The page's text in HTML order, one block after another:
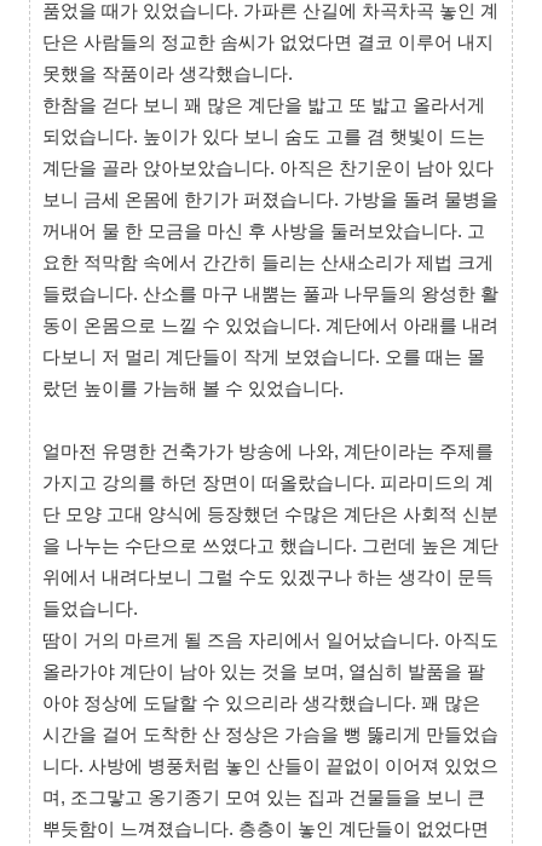
품었을 때가 있었습니다. 가파른 산길에 차곡차곡 놓인 계
단은 사람들의 정교한 솜씨가 없었다면 결코 이루어 내지
못했을 작품이라 생각했습니다.
한참을 걷다 보니 꽤 많은 계단을 밟고 또 밟고 올라서게
되었습니다. 높이가 있다 보니 숨도 고를 겸 햇빛이 드는
계단을 골라 앉아보았습니다. 아직은 찬기운이 남아 있다
보니 금세 온몸에 한기가 퍼졌습니다. 가방을 돌려 물병을
꺼내어 물 한 모금을 마신 후 사방을 둘러보았습니다. 고
요한 적막함 속에서 간간히 들리는 산새소리가 제법 크게
들렸습니다. 산소를 마구 내뿜는 풀과 나무들의 왕성한 활
동이 온몸으로 느낄 수 있었습니다. 계단에서 아래를 내려
다보니 저 멀리 계단들이 작게 보였습니다. 오를 때는 몰
랐던 높이를 가늠해 볼 수 있었습니다.
얼마전 유명한 건축가가 방송에 나와, 계단이라는 주제를
가지고 강의를 하던 장면이 떠올랐습니다. 피라미드의 계
단 모양 고대 양식에 등장했던 수많은 계단은 사회적 신분
을 나누는 수단으로 쓰였다고 했습니다. 그런데 높은 계단
위에서 내려다보니 그럴 수도 있겠구나 하는 생각이 문득
들었습니다.
땀이 거의 마르게 될 즈음 자리에서 일어났습니다. 아직도
올라가야 계단이 남아 있는 것을 보며, 열심히 발품을 팔
아야 정상에 도달할 수 있으리라 생각했습니다. 꽤 많은
시간을 걸어 도착한 산 정상은 가슴을 뻥 뚫리게 만들었습
니다. 사방에 병풍처럼 놓인 산들이 끝없이 이어져 있었으
며, 조그맣고 옹기종기 모여 있는 집과 건물들을 보니 큰
뿌듯함이 느껴졌습니다. 층층이 놓인 계단들이 없었다면